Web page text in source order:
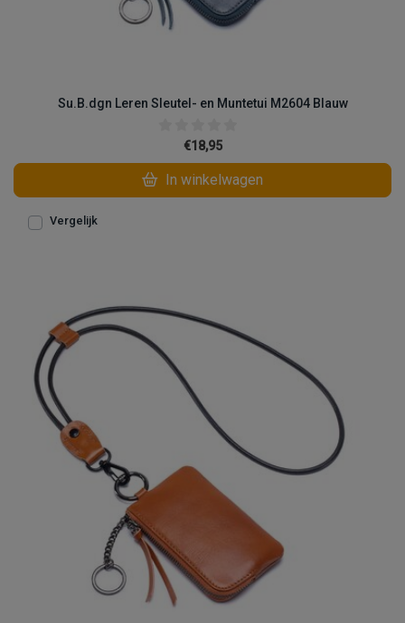
Su.B.dgn Leren Sleutel- en Muntetui M2604 Blauw
€18,95
In winkelwagen
Vergelijk